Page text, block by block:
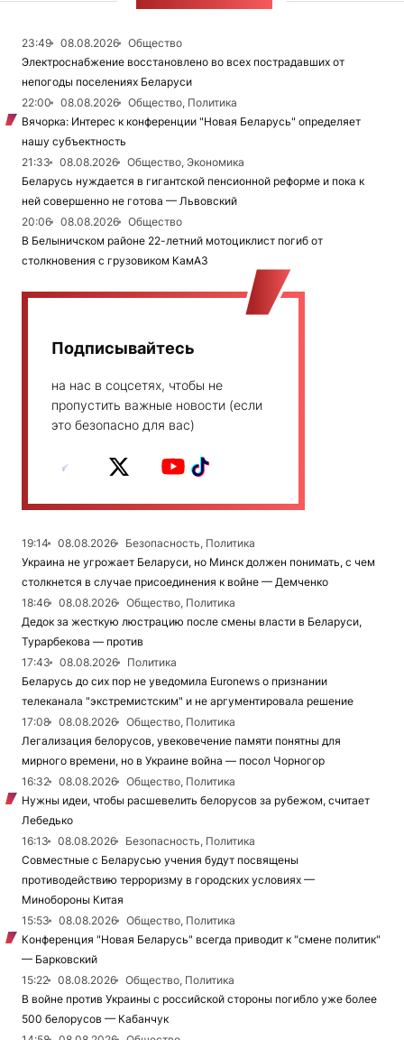
23:49 08.08.2026
Общество
Электроснабжение восстановлено во всех пострадавших от
непогоды поселениях Беларуси
22:00
08.08.2026
Общество, Политика
Вячорка: Интерес к конференции "Новая Беларусь" определяет
нашу субъектность
21:33
08.08.2026
Общество, Экономика
Беларусь нуждается в гигантской пенсионной реформе и пока к
ней совершенно не готова — Львовский
20:06
08.08.2026
Общество
В Белыничском районе 22-летний мотоциклист погиб от
столкновения с грузовиком КамАЗ
Подписывайтесь
на нас в соцсетях, чтобы не
пропустить важные новости (если
это безопасно для вас)
19:14 08.08.2026
Безопасность, Политика
Украина не угрожает Беларуси, но Минск должен понимать, с чем
столкнется в случае присоединения к войне — Демченко
18:46
08.08.2026
Общество, Политика
Дедок за жесткую люстрацию после смены власти в Беларуси,
Турарбекова — против
17:43
08.08.2026
Политика
Беларусь до сих пор не уведомила Euronews о признании
телеканала "экстремистским" и не аргументировала решение
17:08
08.08.2026
Общество, Политика
Легализация белорусов, увековечение памяти понятны для
мирного времени, но в Украине война — посол Чорногор
16:32
08.08.2026
Общество, Политика
Нужны идеи, чтобы расшевелить белорусов за рубежом, считает
Лебедько
16:13
08.08.2026
Безопасность, Политика
Совместные с Беларусью учения будут посвящены
противодействию терроризму в городских условиях —
Минобороны Китая
15:53
08.08.2026
Общество, Политика
Конференция "Новая Беларусь" всегда приводит к "смене политик"
— Барковский
15:22
08.08.2026
Общество, Политика
В войне против Украины с российской стороны погибло уже более
500 белорусов — Кабанчук